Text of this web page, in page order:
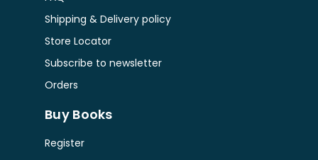
Shipping & Delivery policy
Store Locator
Subscribe to newsletter
Orders
Buy Books
Register